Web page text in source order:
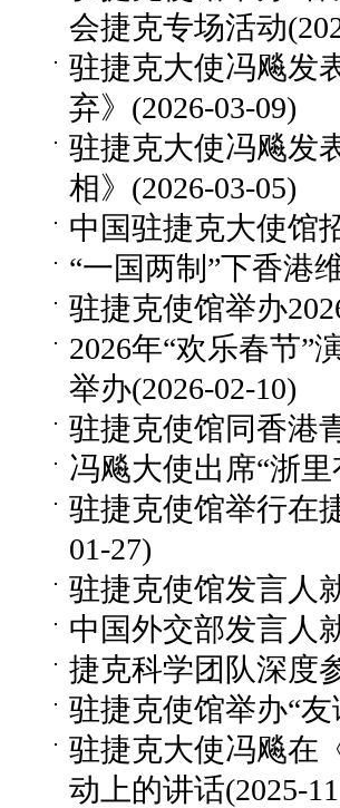
会捷克专场活动
驻捷克大使冯飚发
弃》 (2026-03-09)
驻捷克大使冯飚发
相》 (2026-03-05)
中国驻捷克大使馆
“一国两制”下香港
驻捷克使馆举办
2026年“欢乐春节”
举办(2026-02-10)
驻捷克使馆同香港
冯飚大使出席“浙
驻捷克使馆举行在
01-27)
驻捷克使馆发言人
中国外交部发言人
捷克科学团队深度
驻捷克使馆举办“
驻捷克大使冯飚在
动上的讲话(2025-